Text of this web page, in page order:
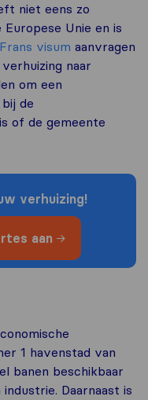
niet eens zo
Unie en is
Frans visum aanvragen
naar
om een
de
of de gemeente
verhuizing!
aan
1 havenstad van
banen beschikbaar
Daarnaast is